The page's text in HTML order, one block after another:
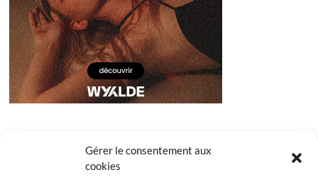
Gérer le consentement aux
cookies